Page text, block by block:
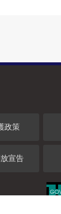
政策
宣告